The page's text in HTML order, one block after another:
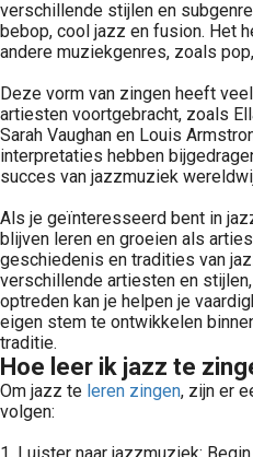
verschillende stijlen en
bebop, cool jazz en fusion. Het
andere muziekgenres, zoals
Deze vorm van zingen heeft
artiesten voortgebracht, zoals
Sarah Vaughan en Louis
interpretaties hebben
succes van jazzmuziek
Als je geïnteresseerd bent in
blijven leren en groeien als
geschiedenis en tradities van
verschillende artiesten en
optreden kan je helpen je
eigen stem te ontwikkelen
traditie.
Hoe leer ik jazz te
Om jazz te leren zingen, zijn er
volgen: